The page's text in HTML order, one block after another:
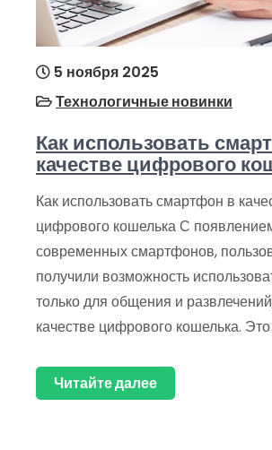
5 ноября 2025
Технологичные новинки
Как использовать
качестве цифрового
Как использовать смартфон в
цифрового кошелька С
современных смартфонов,
получили возможность
только для общения и
качестве цифрового кошелька. Это
Читайте далее